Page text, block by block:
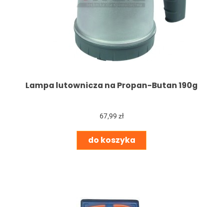
Lampa lutownicza na Propan-Butan 190g
67,99 zł
do koszyka